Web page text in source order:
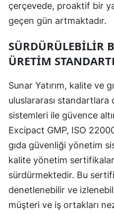
çerçevede, proaktif bir
geçen gün artmaktadır.
SÜRDÜRÜLEBILIR
ÜRETIM
Sunar Yatırım, kalite ve
uluslararası standartlara
sistemleri ile güvence
Excipact GMP, ISO
gıda güvenliği yönetim
kalite yönetim
sürdürmektedir. Bu
denetlenebilir ve
müşteri ve iş ortakları